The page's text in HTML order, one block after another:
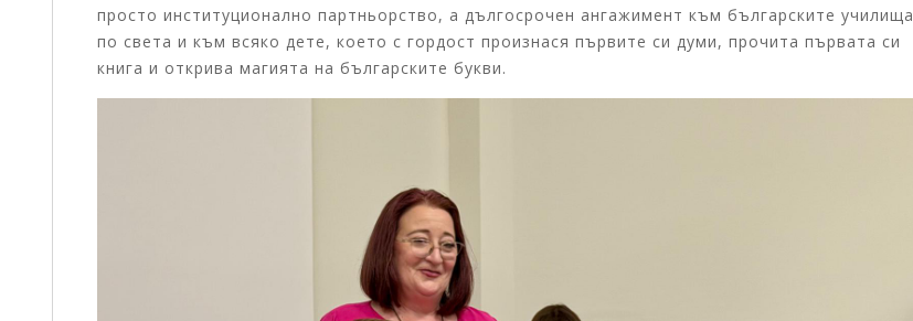
просто институционално партньорство, а дългосрочен ангажимент към българските училища
по света и към всяко дете, което с гордост произнася първите си думи, прочита първата си
книга и открива магията на българските букви.